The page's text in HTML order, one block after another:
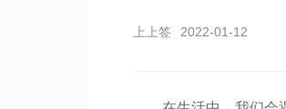
上上签 2022-01-12